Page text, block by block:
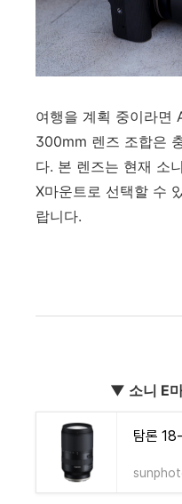
여행을 계획 중이라면
300mm 렌즈 조합은
다. 본 렌즈는 현재 소
X마운트로 선택할 수
랍니다.
▼ 소니 E